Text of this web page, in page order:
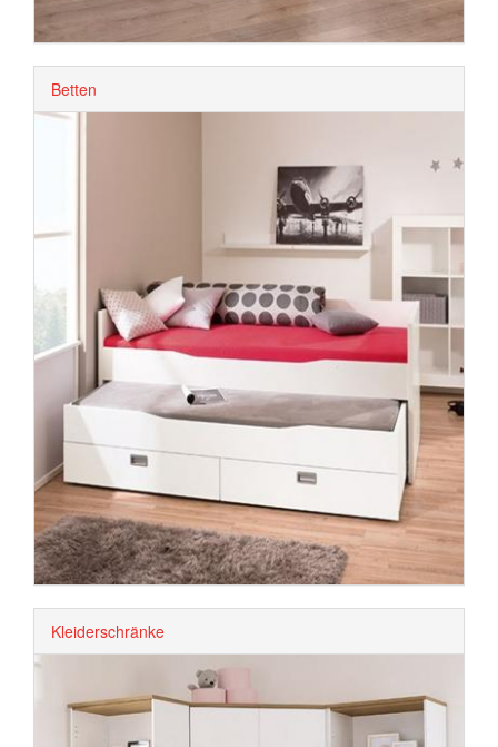
Betten
Kleiderschränke